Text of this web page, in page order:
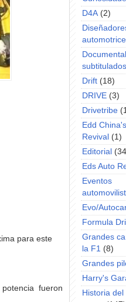
para este
fueron
D4A (2)
subtitulados
Drift (18)
DRIVE (3)
Drivetribe
Edd
Revival (1)
Editorial
Eds Auto
Eventos
Evo/
Formula
Grandes
la F1 (8)
Grandes
Harry's
Historia